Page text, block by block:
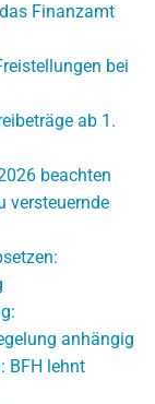
Finanzamt
bei
ab 1.
beachten
versteuernde
anhängig
BFH lehnt